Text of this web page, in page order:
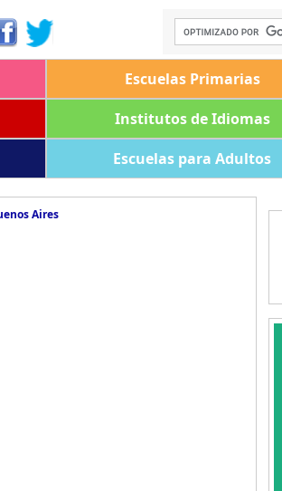
Escuelas Primarias
Institutos de Idiomas
Escuelas para Adultos
Aires